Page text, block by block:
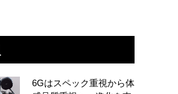
6Gはスペック重視から体